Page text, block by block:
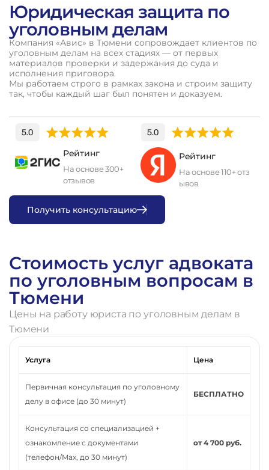
Юридическая защита по
уголовным делам
Компания «Авис» в Тюмени сопровождает клиентов по
уголовным делам на всех стадиях — от первых
материалов проверки и задержания до суда и
исполнения приговора.
Мы работаем строго в рамках закона и строим защиту
так, чтобы каждый шаг был понятен и доказуем.
Рейтинг
На основе 300+
отзывов
Рейтинг
На основе 110+ отз
ывов
Получить консультацию
Стоимость услуг адвоката
по уголовным вопросам в
Тюмени
Цены на работу юриста по уголовным делам в
Тюмени
Услуга Цена
Первичная консультация по уголовному
делу в офисе (до 30 минут)
БЕСПЛАТНО
Консультация со специализацией +
ознакомление с документами
(телефон/Max, до 30 минут)
от 4 700 руб.